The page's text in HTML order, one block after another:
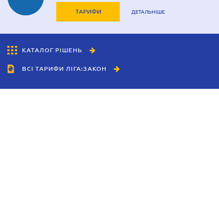
ТАРИФИ ДЕТАЛЬНІШЕ
КАТАЛОГ РІШЕНЬ
ВСІ ТАРИФИ ЛІГА:ЗАКОН